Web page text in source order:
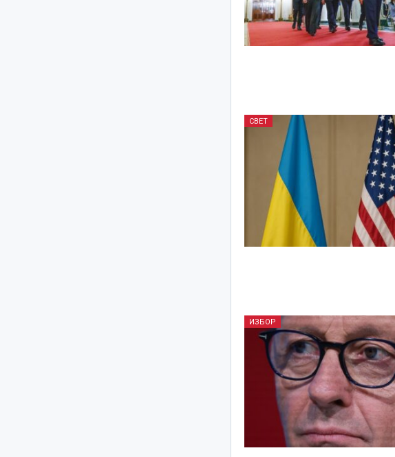
СВЕТ
ИЗБОР